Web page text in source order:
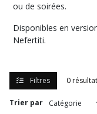
ou de soirées.
Disponibles en
Nefertiti.
Filtres 0 résultat
Trier par